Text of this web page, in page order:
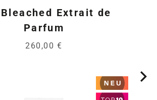
Extrait de
Parfum
260,00 €